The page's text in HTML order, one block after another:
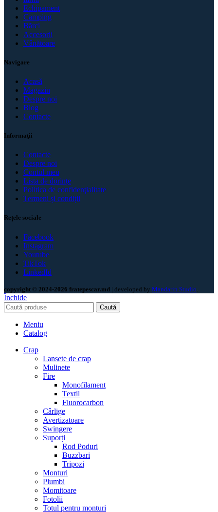
Echipament
Camping
Bărci
Accesorii
Vânătoare
Navigare
Acasă
Magazin
Despre noi
Blog
Contacte
Informaţii
Contacte
Despre noi
Contul meu
Lista de dorințe
Politica de confidenţialitate
Termeni și condiții
Rețele sociale
Facebook
Instagram
Youtube
TikTok
LinkedId
copyright © 2024-2026 fratepescar.md | developed by Mandarin Studio
Închide
Caută
Meniu
Catalog
Crap
Lansete de crap
Mulinete
Fire
Monofilament
Textil
Fluorocarbon
Cârlige
Avertizatoare
Swingere
Suporți
Rod Poduri
Buzzbari
Tripozi
Monturi
Plumbi
Momitoare
Fotolii
Totul pentru monturi